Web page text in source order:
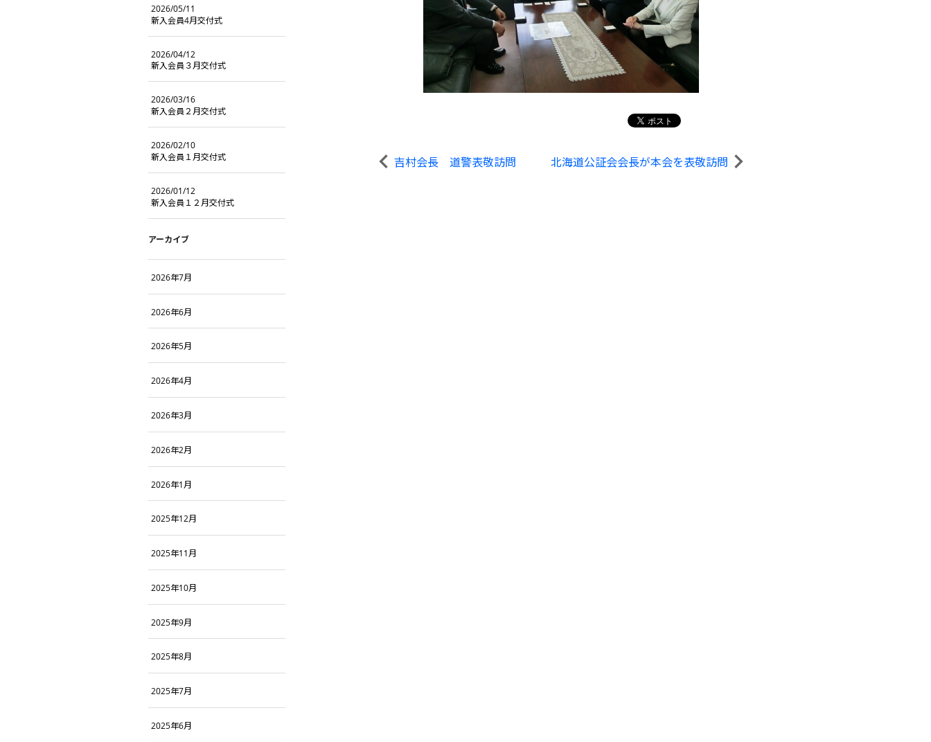
吉村会長 道警表敬訪問 北海道公証会会長が本会を表敬訪問
2026/05/11
新入会員4月交付式
2026/04/12
新入会員３月交付式
2026/03/16
新入会員２月交付式
2026/02/10
新入会員１月交付式
2026/01/12
新入会員１２月交付式
アーカイブ
2026年7月
2026年6月
2026年5月
2026年4月
2026年3月
2026年2月
2026年1月
2025年12月
2025年11月
2025年10月
2025年9月
2025年8月
2025年7月
2025年6月